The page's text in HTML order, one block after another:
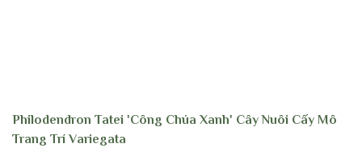
Philodendron Tatei 'Công Chúa Xanh' Cây Nuôi Cấy Mô
Trang Trí Variegata